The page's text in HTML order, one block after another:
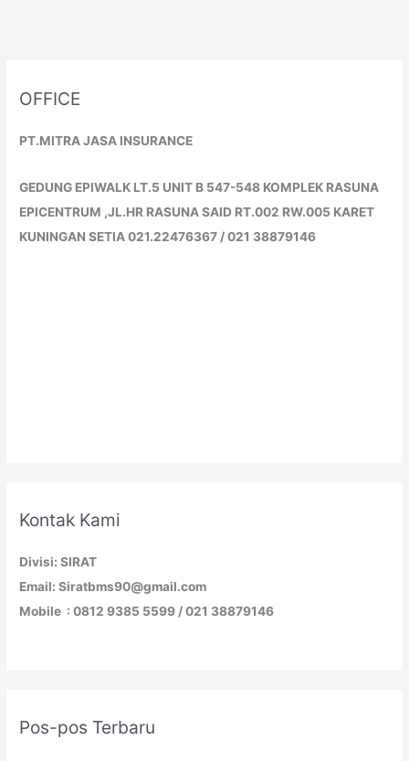
OFFICE
PT.MITRA JASA INSURANCE
GEDUNG EPIWALK LT.5 UNIT B 547-548 KOMPLEK RASUNA
EPICENTRUM ,JL.HR RASUNA SAID RT.002 RW.005 KARET
KUNINGAN SETIA 021.22476367 / 021 38879146
Kontak Kami
Divisi: SIRAT
Email: Siratbms90@gmail.com
Mobile : 0812 9385 5599 / 021 38879146
Pos-pos Terbaru